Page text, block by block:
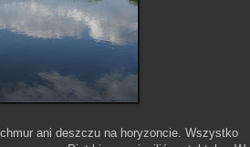
ani deszczu na horyzoncie. Wszystko